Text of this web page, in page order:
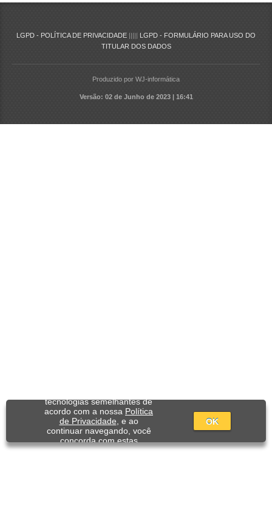
tecnologias semelhantes de
acordo com a nossa Política
de Privacidade , e ao
continuar navegando, você
concorda com estas
condições.
OK
LGPD - POLÍTICA DE PRIVACIDADE ||||| LGPD - FORMULÁRIO PARA USO DO
TITULAR DOS DADOS
Produzido por WJ-informática
Versão: 02 de Junho de 2023 | 16:41